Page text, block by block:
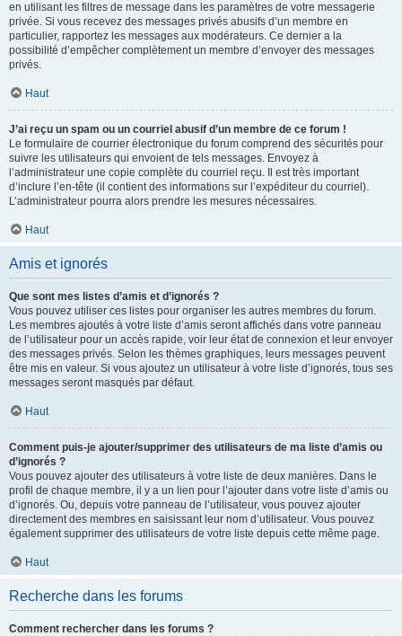
en utilisant les filtres de message dans les paramètres de votre messagerie
privée. Si vous recevez des messages privés abusifs d’un membre en
particulier, rapportez les messages aux modérateurs. Ce dernier a la
possibilité d’empêcher complètement un membre d’envoyer des messages
privés.
Haut
J’ai reçu un spam ou un courriel abusif d’un membre de ce forum !
Le formulaire de courrier électronique du forum comprend des sécurités pour
suivre les utilisateurs qui envoient de tels messages. Envoyez à
l’administrateur une copie complète du courriel reçu. Il est très important
d’inclure l’en-tête (il contient des informations sur l’expéditeur du courriel).
L’administrateur pourra alors prendre les mesures nécessaires.
Haut
Amis et ignorés
Que sont mes listes d’amis et d’ignorés ?
Vous pouvez utiliser ces listes pour organiser les autres membres du forum.
Les membres ajoutés à votre liste d’amis seront affichés dans votre panneau
de l’utilisateur pour un accès rapide, voir leur état de connexion et leur envoyer
des messages privés. Selon les thèmes graphiques, leurs messages peuvent
être mis en valeur. Si vous ajoutez un utilisateur à votre liste d’ignorés, tous ses
messages seront masqués par défaut.
Haut
Comment puis-je ajouter/supprimer des utilisateurs de ma liste d’amis ou
d’ignorés ?
Vous pouvez ajouter des utilisateurs à votre liste de deux manières. Dans le
profil de chaque membre, il y a un lien pour l’ajouter dans votre liste d’amis ou
d’ignorés. Ou, depuis votre panneau de l’utilisateur, vous pouvez ajouter
directement des membres en saisissant leur nom d’utilisateur. Vous pouvez
également supprimer des utilisateurs de votre liste depuis cette même page.
Haut
Recherche dans les forums
Comment rechercher dans les forums ?